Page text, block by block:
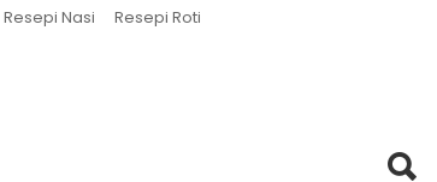
Resepi Nasi Resepi Roti